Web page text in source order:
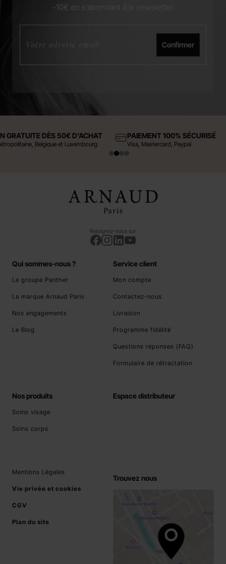
-10€ en s’abonnant à la newsletter
Confirmer
GRATUITE DÈS 50€ D'ACHAT
Belgique et Luxembourg
PAIEMENT 100% SÉCURISÉ
Visa, Mastercard, Paypal
Rejoignez-nous sur
Qui sommes-nous ?
Le groupe Panther
La marque Arnaud Paris
Nos engagements
Le Blog
Nos produits
Soins visage
Soins corps
Service client
Mon compte
Contactez-nous
Livraison
Programme fidélité
Questions réponses (FAQ)
Formulaire de rétractation
Espace distributeur
Mentions Légales
Vie privée et cookies
CGV
Plan du site
Trouvez nous